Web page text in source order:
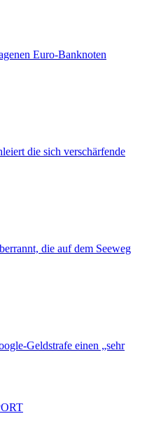
Euro-Banknoten
die sich verschärfende
die auf dem Seeweg
Geldstrafe einen „sehr